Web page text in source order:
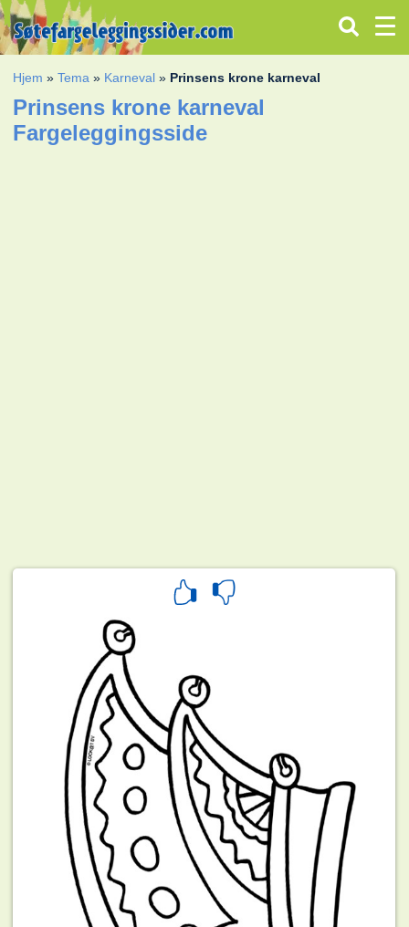
Hjem »Tema » Karneval » Prinsens krone karneval
Prinsens krone karneval
Fargeleggingsside